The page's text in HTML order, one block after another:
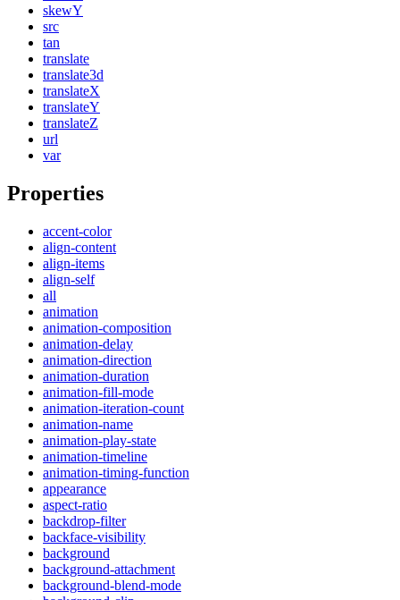
skewY
src
tan
translate
translate3d
translateX
translateY
translateZ
url
var
Properties
accent-color
align-content
align-items
align-self
all
animation
animation-composition
animation-delay
animation-direction
animation-duration
animation-fill-mode
animation-iteration-count
animation-name
animation-play-state
animation-timeline
animation-timing-function
appearance
aspect-ratio
backdrop-filter
backface-visibility
background
background-attachment
background-blend-mode